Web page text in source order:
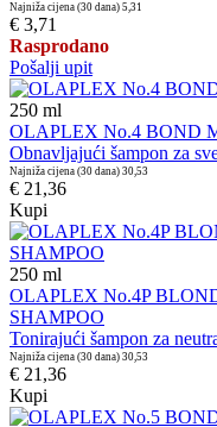
Najniža cijena (30 dana) 5,31
€ 3,71
Rasprodano
Pošalji upit
250 ml
OLAPLEX No.4 BOND
Obnavljajući šampon za
Najniža cijena (30 dana) 30,53
€ 21,36
Kupi
250 ml
OLAPLEX No.4P
SHAMPOO
Tonirajući šampon za
Najniža cijena (30 dana) 30,53
€ 21,36
Kupi